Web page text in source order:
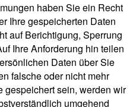
haben Sie ein Recht
Ihre gespeicherten Daten
auf Berichtigung, Sperrung
Ihre Anforderung hin teilen
Daten über Sie
falsche oder nicht mehr
gespeichert sein, werden wir
umgehend